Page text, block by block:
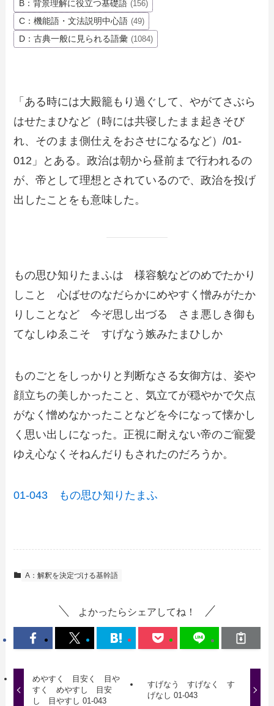
B：背景理解に役立つ基礎語 (156)
C：機能語・文法説明中心語 (49)
D：古典一般に見られる語彙 (1084)
「ある時には大殿籠もり過ぐして、やがてさぶら
はせたまひなど（時には共寝したまま起きそび
れ、そのまま側仕えをおさせになるなど）/01-
012」とある。政治は朝から昼前まで行われるの
が、帝として理想とされているので、政治を投げ
出したことをも意味した。
もの思ひ知りたまふは 様容貌などのめでたかり
しこと 心ばせのなだらかにめやすく憎みがたか
りしことなど 今ぞ思し出づる さま悪しき御も
てなしゆゑこそ すげなう嫉みたまひしか
ものごとをしっかりと判断なさる女御方は、姿や
顔立ちの美しかったこと、気立てが穏やかで欠点
がなく憎めなかったことなどを今になって懐かし
く思い出しになった。正視に耐えない帝のご寵愛
ゆえ心なくそねんだりもされたのだろうか。
01-043 もの思ひ知りたまふ
A：解釈を決定づける基幹語
よかったらシェアしてね！
めやすく 目安く 目や
すく めやすし 目安
し 目やすし 01-043
すげなう すげなく す
げなし 01-043